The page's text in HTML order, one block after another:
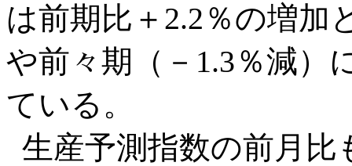
は前期比＋2.2％の増加
や前々期（－1.3％減）
ている。
生産予測指数の前月比